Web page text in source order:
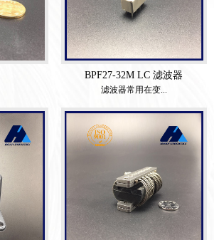
BPF27-32M LC 滤波器
滤波器常用在变...